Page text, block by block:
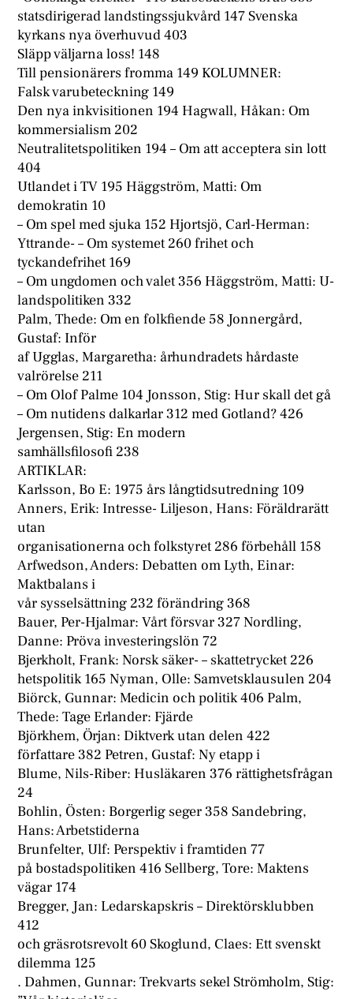
statsdirigerad landstingssjukvård 147 Svenska
kyrkans nya överhuvud 403
Släpp väljarna loss! 148
Till pensionärers fromma 149 KOLUMNER:
Falsk varubeteckning 149
Den nya inkvisitionen 194 Hagwall, Håkan: Om
kommersialism 202
Neutralitetspolitiken 194 – Om att acceptera sin lott
404
Utlandet i TV 195 Häggström, Matti: Om
demokratin 10
– Om spel med sjuka 152 Hjortsjö, Carl-Herman:
Yttrande- – Om systemet 260 frihet och
tyckandefrihet 169
– Om ungdomen och valet 356 Häggström, Matti: U-
landspolitiken 332
Palm, Thede: Om en folkfiende 58 Jonnergård,
Gustaf: Inför
af Ugglas, Margaretha: århundradets hårdaste
valrörelse 211
– Om Olof Palme 104 Jonsson, Stig: Hur skall det gå
– Om nutidens dalkarlar 312 med Gotland? 426
Jergensen, Stig: En modern
samhällsfilosofi 238
ARTIKLAR:
Karlsson, Bo E: 1975 års långtidsutredning 109
Anners, Erik: Intresse- Liljeson, Hans: Föräldrarätt
utan
organisationerna och folkstyret 286 förbehåll 158
Arfwedson, Anders: Debatten om Lyth, Einar:
Maktbalans i
vår sysselsättning 232 förändring 368
Bauer, Per-Hjalmar: Vårt försvar 327 Nordling,
Danne: Pröva investeringslön 72
Bjerkholt, Frank: Norsk säker- – skattetrycket 226
hetspolitik 165 Nyman, Olle: Samvetsklausulen 204
Biörck, Gunnar: Medicin och politik 406 Palm,
Thede: Tage Erlander: Fjärde
Björkhem, Örjan: Diktverk utan delen 422
författare 382 Petren, Gustaf: Ny etapp i
Blume, Nils-Riber: Husläkaren 376 rättighetsfrågan
24
Bohlin, Östen: Borgerlig seger 358 Sandebring,
Hans: Arbetstiderna
Brunfelter, Ulf: Perspektiv i framtiden 77
på bostadspolitiken 416 Sellberg, Tore: Maktens
vägar 174
Bregger, Jan: Ledarskapskris – Direktörsklubben
412
och gräsrotsrevolt 60 Skoglund, Claes: Ett svenskt
dilemma 125
. Dahmen, Gunnar: Trekvarts sekel Strömholm, Stig: